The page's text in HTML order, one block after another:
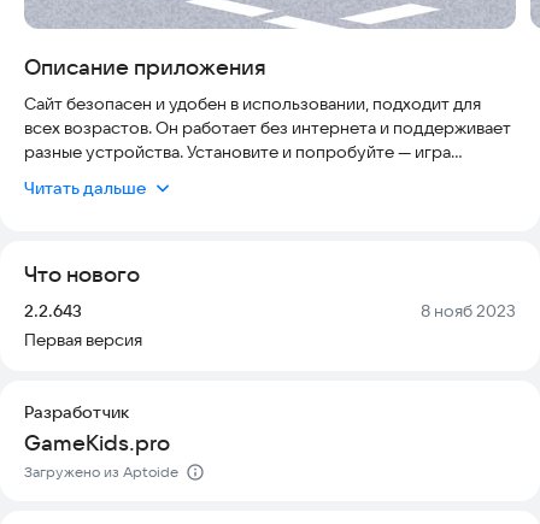
Описание приложения
Сайт безопасен и удобен в использовании, подходит для
всех возрастов. Он работает без интернета и поддерживает
разные устройства. Установите и попробуйте — игра
Ваша задача — очистить автобус от грязи и пыли.
Но будьте внимательны — не повредите автобус и не тратите
слишком много времени.
выбрать разные способы уборки и увидеть, как автобус
становится чище с каждым действием. Это отличный способ
скоротать время и расслабиться.
Читать дальше
Что нового
Версия:
2.2.643 Дата:
8 нояб 2023
Первая версия
Разработчик
GameKids.pro
Загружено из Aptoide